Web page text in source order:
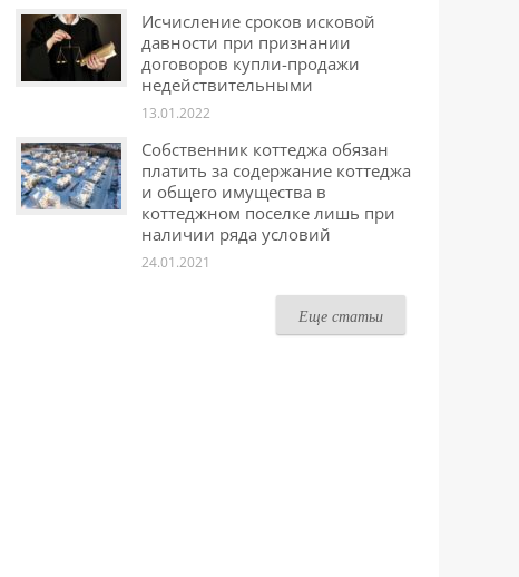
Исчисление сроков исковой
давности при признании
договоров купли-продажи
недействительными
13.01.2022
Собственник коттеджа обязан
платить за содержание коттеджа
и общего имущества в
коттеджном поселке лишь при
наличии ряда условий
24.01.2021
Еще статьи